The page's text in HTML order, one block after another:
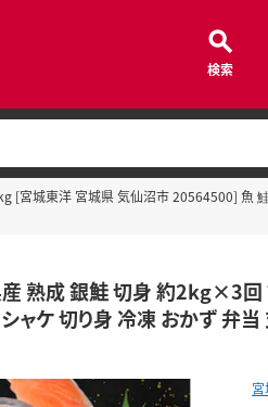
検索
[宮城東洋 宮城県 気仙沼市 20564500] 魚
産 熟成 銀鮭 切身 約
ャケ 切り身 冷凍 おかず 弁